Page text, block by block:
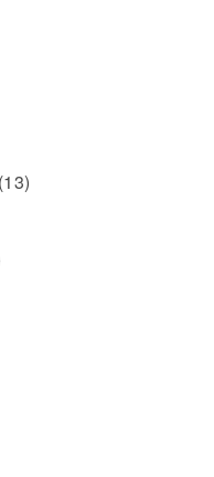
(13)